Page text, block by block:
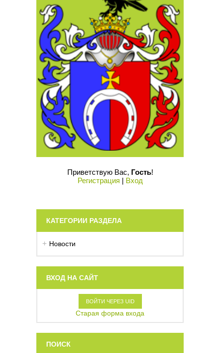
Приветствую Вас, Гость!
Регистрация | Вход
КАТЕГОРИИ РАЗДЕЛА
Новости
ВХОД НА САЙТ
ВОЙТИ ЧЕРЕЗ UID
Старая форма входа
ПОИСК